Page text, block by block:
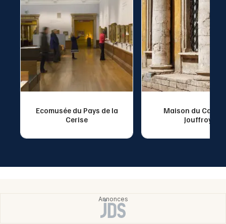
Ecomusée du Pays de la
Cerise
Maison du
Jouffroy